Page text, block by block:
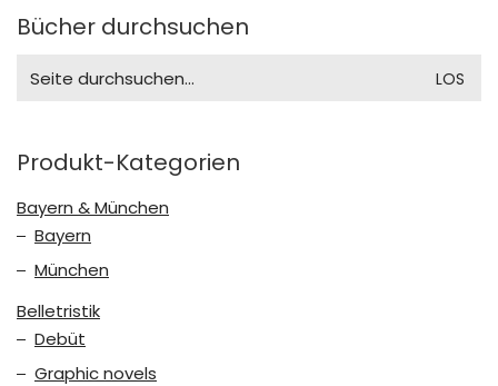
Bücher durchsuchen
for:
Produkt-Kategorien
Bayern & München
Bayern
München
Belletristik
Debüt
Graphic novels